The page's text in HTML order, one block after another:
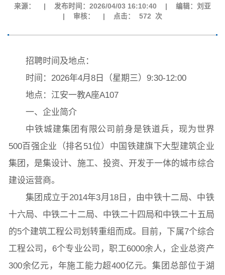
来源： 发布时间：2026/04/03 16:10:40
编辑：刘亚
审核： 点击： 572 次
招聘时间及地点：
时间：2026年4月8日（星期三）9:30-12:00
地点：江安一教A座A107
一、企业简介
中铁城建集团有限公司前身是铁道兵，现为世界
500百强企业（排名51位）中国铁建旗下大型建筑企业
集团，是集设计、施工、投资、开发于一体的城市综合
建设运营商。
集团成立于2014年3月18日，由中铁十二局、中铁
十六局、中铁二十二局、中铁二十四局和中铁二十五局
的5个建筑工程公司划转重组而成。目前，下属7个综合
工程公司，6个专业公司，职工6000余人，企业总资产
300余亿元，年施工能力超400亿元。集团总部位于湖